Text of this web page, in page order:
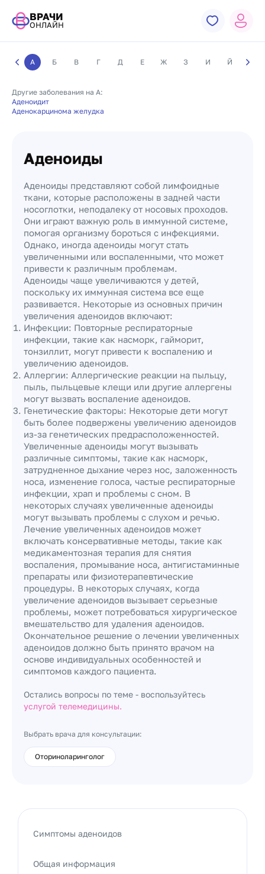
ВРАЧИ
ОНЛАЙН
А Б В Г Д Е Ж З И Й К
Другие заболевания на А:
Аденоидит
Аденокарцинома желудка
Аденоиды
Аденоиды представляют собой лимфоидные
ткани, которые расположены в задней части
носоглотки, неподалеку от носовых проходов.
Они играют важную роль в иммунной системе,
помогая организму бороться с инфекциями.
Однако, иногда аденоиды могут стать
увеличенными или воспаленными, что может
привести к различным проблемам.
Аденоиды чаще увеличиваются у детей,
поскольку их иммунная система все еще
развивается. Некоторые из основных причин
увеличения аденоидов включают:
Инфекции: Повторные респираторные
инфекции, такие как насморк, гайморит,
тонзиллит, могут привести к воспалению и
увеличению аденоидов.
Аллергии: Аллергические реакции на пыльцу,
пыль, пыльцевые клещи или другие аллергены
могут вызвать воспаление аденоидов.
Генетические факторы: Некоторые дети могут
быть более подвержены увеличению аденоидов
из-за генетических предрасположенностей.
Увеличенные аденоиды могут вызывать
различные симптомы, такие как насморк,
затрудненное дыхание через нос, заложенность
носа, изменение голоса, частые респираторные
инфекции, храп и проблемы с сном. В
некоторых случаях увеличенные аденоиды
могут вызывать проблемы с слухом и речью.
Лечение увеличенных аденоидов может
включать консервативные методы, такие как
медикаментозная терапия для снятия
воспаления, промывание носа, антигистаминные
препараты или физиотерапевтические
процедуры. В некоторых случаях, когда
увеличение аденоидов вызывает серьезные
проблемы, может потребоваться хирургическое
вмешательство для удаления аденоидов.
Окончательное решение о лечении увеличенных
аденоидов должно быть принято врачом на
основе индивидуальных особенностей и
симптомов каждого пациента.
Остались вопросы по теме - воспользуйтесь
услугой телемедицины.
Выбрать врача для консультации:
Оториноларинголог
Симптомы аденоидов
Общая информация